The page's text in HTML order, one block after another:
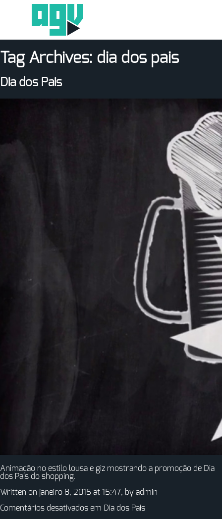
Tag Archives: dia dos pais
Dia dos Pais
Animação no estilo lousa e giz mostrando a promoção de Dia
dos Pais do shopping.
Written on janeiro 8, 2015 at 15:47, by admin
Comentários desativados em Dia dos Pais